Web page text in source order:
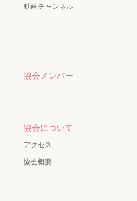
動画チャンネル
協会メンバー
協会について
アクセス
協会概要